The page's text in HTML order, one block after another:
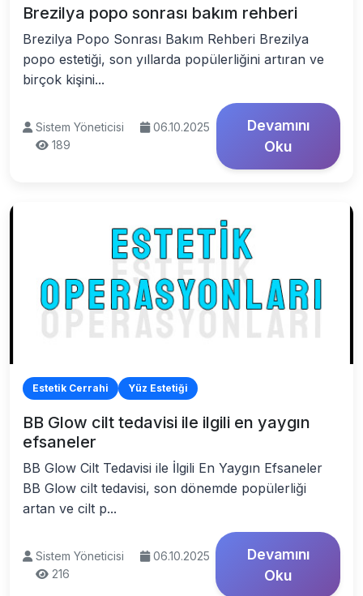
Brezilya popo sonrası bakım rehberi
Brezilya Popo Sonrası Bakım Rehberi Brezilya
popo estetiği, son yıllarda popülerliğini artıran ve
birçok kişini...
Sistem Yöneticisi
06.10.2025
189
Devamını
Oku
Estetik Cerrahi Yüz Estetiği
BB Glow cilt tedavisi ile ilgili en yaygın
efsaneler
BB Glow Cilt Tedavisi ile İlgili En Yaygın Efsaneler
BB Glow cilt tedavisi, son dönemde popülerliği
artan ve cilt p...
Sistem Yöneticisi
06.10.2025
216
Devamını
Oku